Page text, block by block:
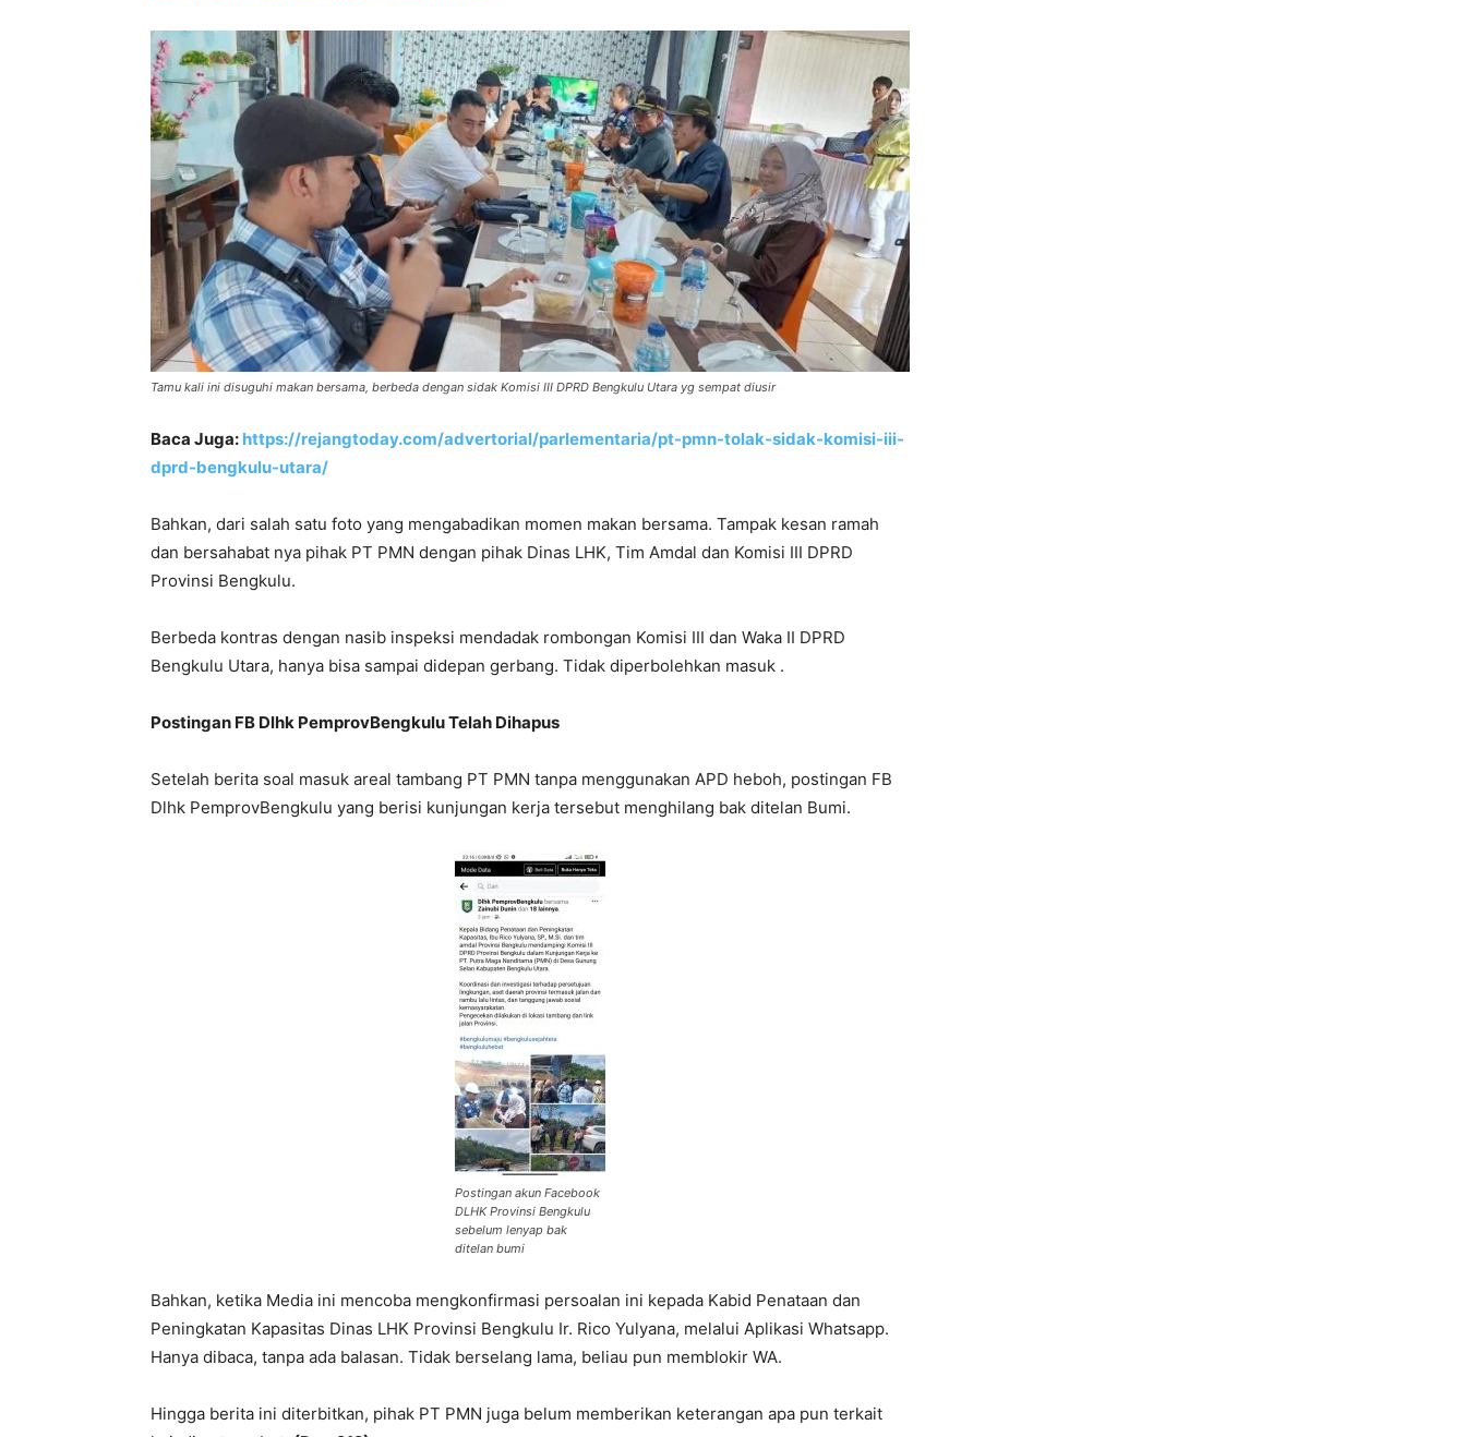
Tamu kali ini disuguhi makan bersama, berbeda dengan sidak Komisi III DPRD Bengkulu Utara yg sempat diusir
Baca Juga: https://rejangtoday.com/advertorial/parlementaria/pt-pmn-tolak-sidak-komisi-iii-
dprd-bengkulu-utara/
Bahkan, dari salah satu foto yang mengabadikan momen makan bersama. Tampak kesan ramah
dan bersahabat nya pihak PT PMN dengan pihak Dinas LHK, Tim Amdal dan Komisi III DPRD
Provinsi Bengkulu.
Berbeda kontras dengan nasib inspeksi mendadak rombongan Komisi III dan Waka II DPRD
Bengkulu Utara, hanya bisa sampai didepan gerbang. Tidak diperbolehkan masuk .
Postingan FB Dlhk PemprovBengkulu Telah Dihapus
Setelah berita soal masuk areal tambang PT PMN tanpa menggunakan APD heboh, postingan FB
Dlhk PemprovBengkulu yang berisi kunjungan kerja tersebut menghilang bak ditelan Bumi.
Postingan akun Facebook
DLHK Provinsi Bengkulu
sebelum lenyap bak
ditelan bumi
Bahkan, ketika Media ini mencoba mengkonfirmasi persoalan ini kepada Kabid Penataan dan
Peningkatan Kapasitas Dinas LHK Provinsi Bengkulu Ir. Rico Yulyana, melalui Aplikasi Whatsapp.
Hanya dibaca, tanpa ada balasan. Tidak berselang lama, beliau pun memblokir WA.
Hingga berita ini diterbitkan, pihak PT PMN juga belum memberikan keterangan apa pun terkait